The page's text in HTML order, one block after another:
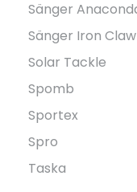
Sänger
Sänger Iron Claw
Solar Tackle
Spomb
Sportex
Spro
Taska